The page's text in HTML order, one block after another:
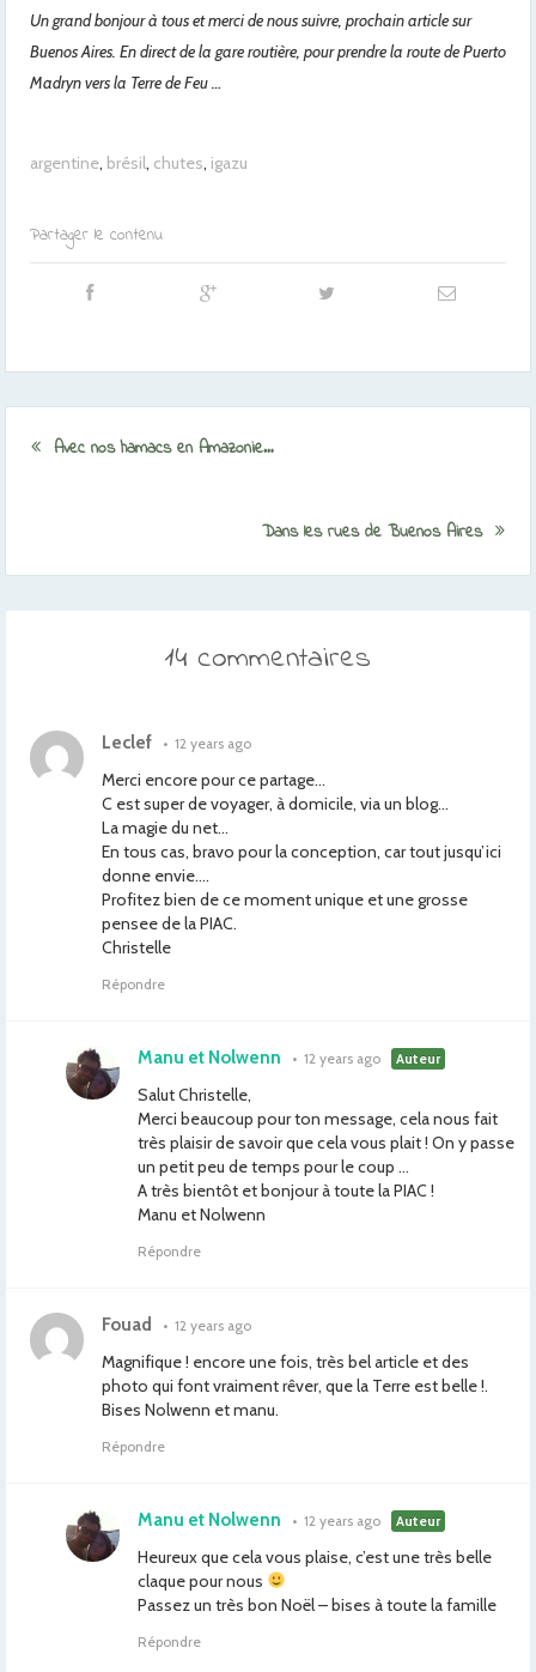
Un grand bonjour à tous et merci de nous suivre, prochain article sur
Buenos Aires. En direct de la gare routière, pour prendre la route de Puerto
Madryn vers la Terre de Feu …
argentine, brésil, chutes, igazu
Partager le contenu
Avec nos hamacs en Amazonie…
Dans les rues de Buenos Aires
14 commentaires
Leclef • 12 years ago
Merci encore pour ce partage…
C est super de voyager, à domicile, via un blog…
La magie du net…
En tous cas, bravo pour la conception, car tout jusqu’ici
donne envie….
Profitez bien de ce moment unique et une grosse
pensee de la PIAC.
Christelle
Répondre
Manu et Nolwenn • 12 years ago Auteur
Salut Christelle,
Merci beaucoup pour ton message, cela nous fait
très plaisir de savoir que cela vous plait ! On y passe
un petit peu de temps pour le coup …
A très bientôt et bonjour à toute la PIAC !
Manu et Nolwenn
Répondre
Fouad • 12 years ago
Magnifique ! encore une fois, très bel article et des
photo qui font vraiment rêver, que la Terre est belle !.
Bises Nolwenn et manu.
Répondre
Manu et Nolwenn • 12 years ago Auteur
Heureux que cela vous plaise, c’est une très belle
claque pour nous
Passez un très bon Noël – bises à toute la famille
Répondre